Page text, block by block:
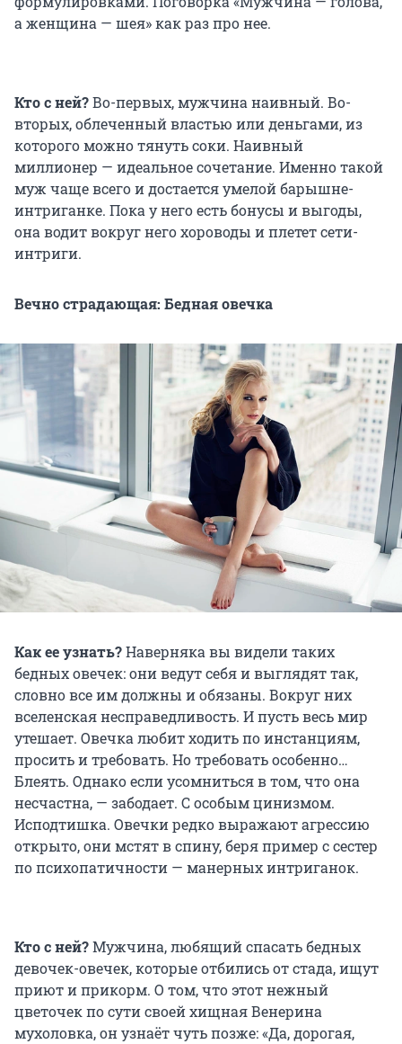
а женщина — шея» как раз про нее.
Кто с ней?Во-первых, мужчина наивный. Во-
вторых, облеченный властью или деньгами, из
которого можно тянуть соки. Наивный
миллионер — идеальное сочетание. Именно такой
муж чаще всего и достается умелой барышне-
интриганке. Пока у него есть бонусы и выгоды,
она водит вокруг него хороводы и плетет сети-
интриги.
Вечно страдающая: Бедная овечка
Как ее узнать?Наверняка вы видели таких
бедных овечек: они ведут себя и выглядят так,
словно все им должны и обязаны. Вокруг них
вселенская несправедливость. И пусть весь мир
утешает. Овечка любит ходить по инстанциям,
просить и требовать. Но требовать особенно…
Блеять. Однако если усомниться в том, что она
несчастна, — забодает. С особым цинизмом.
Исподтишка. Овечки редко выражают агрессию
открыто, они мстят в спину, беря пример с сестер
по психопатичности — манерных интриганок.
Кто с ней?Мужчина, любящий спасать бедных
девочек-овечек, которые отбились от стада, ищут
приют и прикорм. О том, что этот нежный
цветочек по сути своей хищная Венерина
мухоловка, он узнаёт чуть позже: «Да, дорогая,